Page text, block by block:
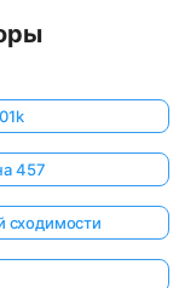
457
сходимости